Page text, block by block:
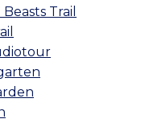
Trail